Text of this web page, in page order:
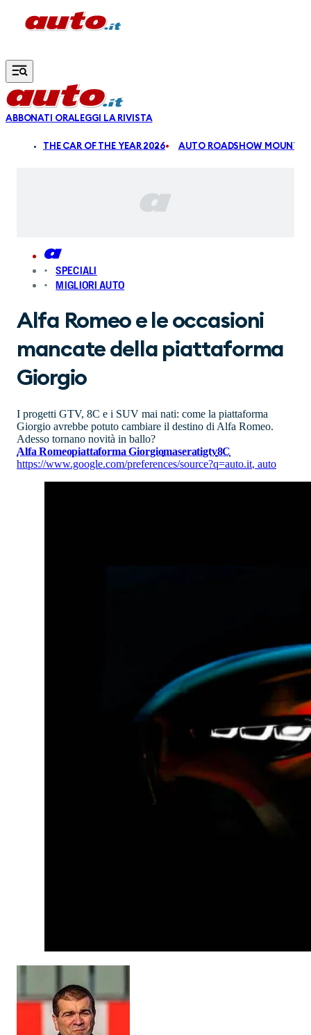
Vai al contenuto principale
ABBONATI ORALEGGI LA RIVISTA
THE CAR OF THE YEAR 2026 AUTO ROADSHOW
SPECIALI
MIGLIORI AUTO
Alfa Romeo e le occasioni
mancate della piattaforma
Giorgio
I progetti GTV, 8C e i SUV mai nati: come la piattaforma
Giorgio avrebbe potuto cambiare il destino di Alfa Romeo.
Adesso tornano novità in ballo?
Alfa Romeopiattaforma Giorgiomaseratigtv8C
https://www.google.com/preferences/source?q=auto.it, auto